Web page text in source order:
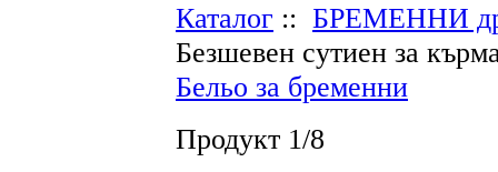
Каталог :: БРЕМЕННИ
Безшевен сутиен за
Бельо за бременни
Продукт 1/8